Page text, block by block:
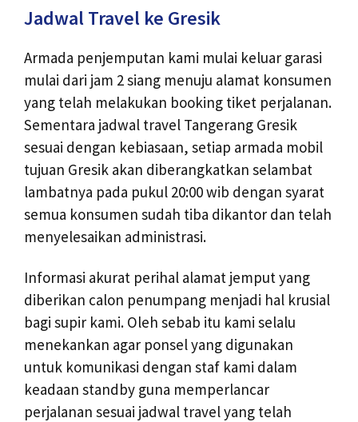
Jadwal Travel ke Gresik
Armada penjemputan kami mulai keluar garasi
mulai dari jam 2 siang menuju alamat konsumen
yang telah melakukan booking tiket perjalanan.
Sementara jadwal travel Tangerang Gresik
sesuai dengan kebiasaan, setiap armada mobil
tujuan Gresik akan diberangkatkan selambat
lambatnya pada pukul 20:00 wib dengan syarat
semua konsumen sudah tiba dikantor dan telah
menyelesaikan administrasi.
Informasi akurat perihal alamat jemput yang
diberikan calon penumpang menjadi hal krusial
bagi supir kami. Oleh sebab itu kami selalu
menekankan agar ponsel yang digunakan
untuk komunikasi dengan staf kami dalam
keadaan standby guna memperlancar
perjalanan sesuai jadwal travel yang telah